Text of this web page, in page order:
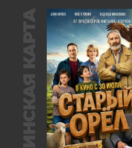
ПУШКИНСКАЯ КАРТА